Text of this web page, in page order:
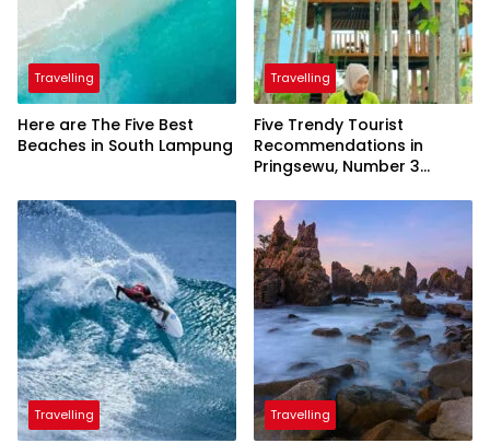
Travelling
Here are The Five Best
Beaches in South Lampung
Travelling
Five Trendy Tourist
Recommendations in
Pringsewu, Number 3
President
Travelling Travelling